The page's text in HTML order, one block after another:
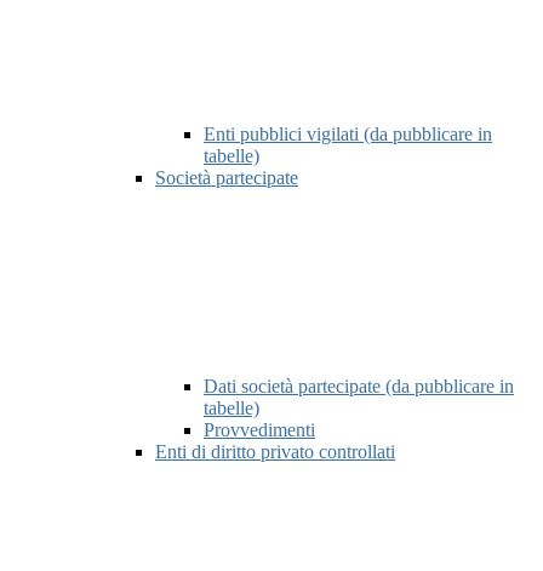
Enti pubblici vigilati (da pubblicare in
tabelle)
Società partecipate
Dati società partecipate (da pubblicare in
tabelle)
Provvedimenti
Enti di diritto privato controllati